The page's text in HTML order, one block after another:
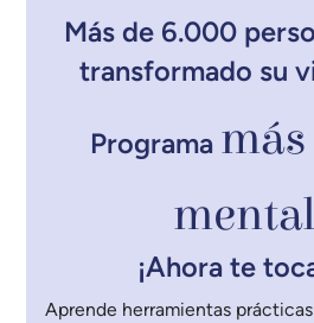
Más de 6.000
transformado su
Programa más
mental
¡Ahora te
Aprende herramientas